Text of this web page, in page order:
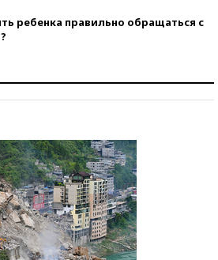
ребенка правильно обращаться с